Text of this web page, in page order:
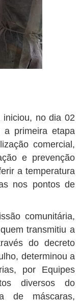
iniciou, no dia 02
a primeira etapa
comercial,
e prevenção
a temperatura
nos pontos de
comunitária,
transmitiu a
do decreto
determinou a
por Equipes
diversos do
de máscaras,